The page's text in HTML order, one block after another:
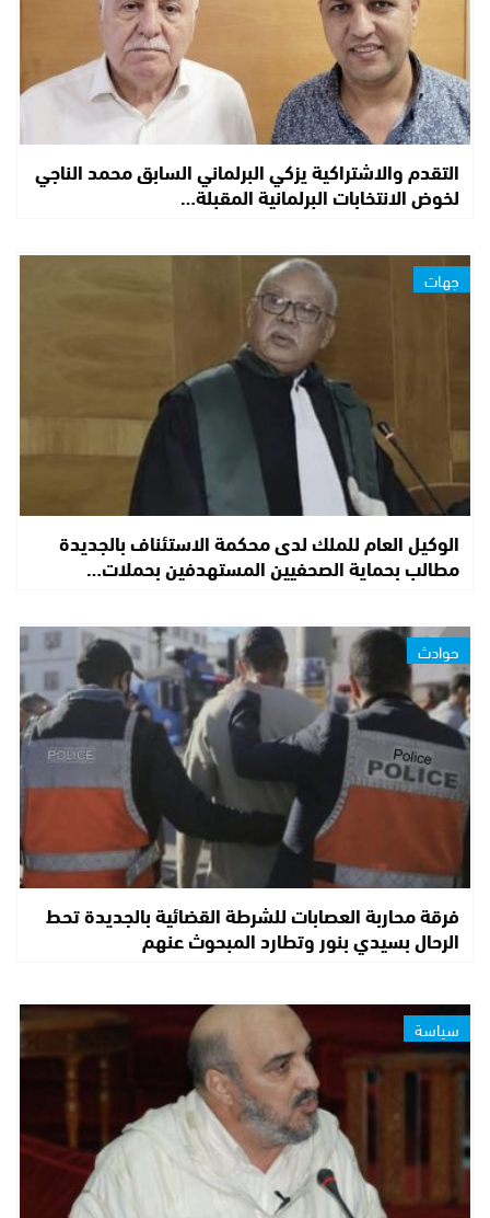
التقدم والاشتراكية يزكي البرلماني السابق محمد الناجي
لخوض الانتخابات البرلمانية المقبلة…
جهات
الوكيل العام للملك لدى محكمة الاستئناف بالجديدة
مطالب بحماية الصحفيين المستهدفين بحملات…
حوادث
فرقة محاربة العصابات للشرطة القضائية بالجديدة تحط
الرحال بسيدي بنور وتطارد المبحوث عنهم
سياسة